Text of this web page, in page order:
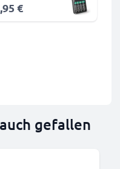
€
gefallen